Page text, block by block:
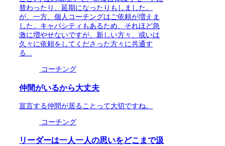
替わったり、延期になったりもしました。
が、一方、個人コーチングはご依頼が増えま
した。キャパシティもあるため、それほど急
激に増やせないですが、新しい方々、或いは
久々に依頼をしてくださった方々に共通す
る...
コーチング
仲間がいるから大丈夫
宣言する仲間が居ることって大切ですね。
コーチング
リーダーは一人一人の思いをどこまで汲